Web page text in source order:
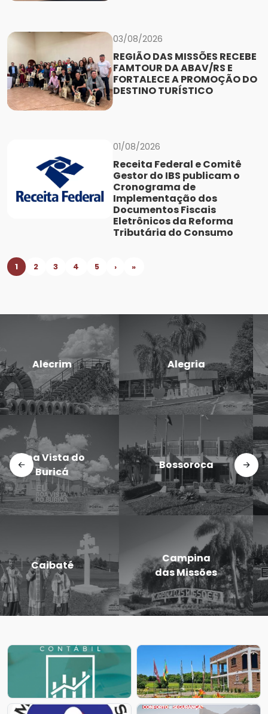
03/08/2026
REGIÃO DAS MISSÕES RECEBE
FAMTOUR DA ABAV/RS E
FORTALECE A PROMOÇÃO DO
DESTINO TURÍSTICO
01/08/2026
Receita Federal e Comitê
Gestor do IBS publicam o
Cronograma de
Implementação dos
Documentos Fiscais
Eletrônicos da Reforma
Tributária do Consumo
1 2 3 4 5 › »
Candido
Godói
Cerro Largo
Dezesseis de
Novembro
Doutor
Maurício
Cardoso
Entre-Ijuís
Eugênio de
Castro